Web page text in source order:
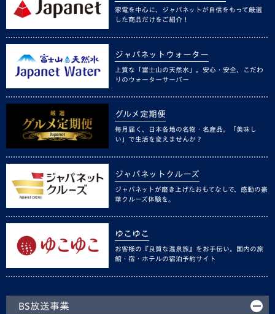
家電を中心に、ジャパネットが自信をもって厳選
した商品だけをご紹介！
ジャパネットウォーター
上質な「富士山の天然水」。安心・安全、こだわ
りのウォーターサーバー
グルメ定期便
毎月届く、日本各地の名物・名産品。「美味し
い」で生活を変えませんか？
ジャパネットクルーズ
ジャパネットが磨き上げたおもてなしで、感動の豪
華クルーズ体験を。
ゆこゆこ
お客様の『良質な温泉旅』をお手伝い。国内の旅
館・宿・ホテルの宿泊予約サイト
BS放送事業